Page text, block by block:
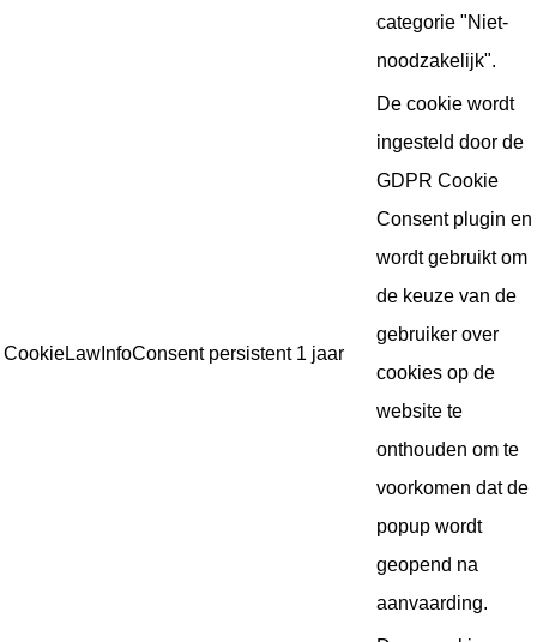
categorie "Niet-
noodzakelijk".
CookieLawInfoConsent persistent 1 jaar
De cookie wordt
ingesteld door de
GDPR Cookie
Consent plugin en
wordt gebruikt om
de keuze van de
gebruiker over
cookies op de
website te
onthouden om te
voorkomen dat de
popup wordt
geopend na
aanvaarding.